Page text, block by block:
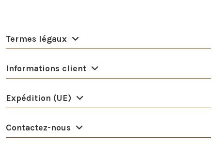
Termes légaux
Informations client
Expédition (UE)
Contactez-nous